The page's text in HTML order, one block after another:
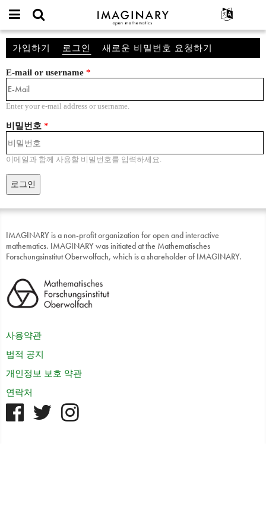
IMAGINARY
open
mathematics
English
Français
Español
Events
Programs
Galleries
Texts
Exhibitions
IMAGINARY란
프로젝트
찾기
계
정기본탭
가입하기 로그인 (활성탭)
새로운 비밀번호 요청하기
E-mail or username *
Enter your e-mail address or username.
비밀번호 *
이메일과 함께 사용할 비밀번호를 입력하세요.
IMAGINARY is a non-profit organization for open and interactive
mathematics. IMAGINARY was initiated at the Mathematisches
Forschungsinstitut Oberwolfach, which is a shareholder of IMAGINARY.
사용약관
법적 공지
개인정보 보호 약관
연락처